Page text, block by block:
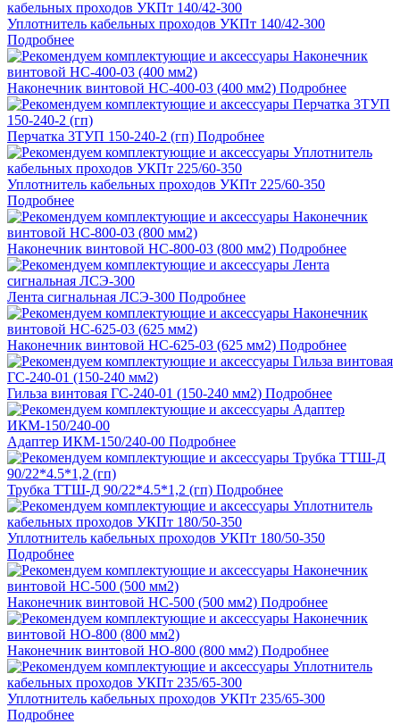
Уплотнитель кабельных проходов УКПт 140/42-300
Подробнее
Наконечник винтовой НС-400-03 (400 мм2) Подробнее
Перчатка 3ТУП 150-240-2 (гп) Подробнее
Уплотнитель кабельных проходов УКПт 225/60-350
Подробнее
Наконечник винтовой НС-800-03 (800 мм2) Подробнее
Лента сигнальная ЛСЭ-300 Подробнее
Наконечник винтовой НС-625-03 (625 мм2) Подробнее
Гильза винтовая ГС-240-01 (150-240 мм2) Подробнее
Адаптер ИКМ-150/240-00 Подробнее
Трубка ТТШ-Д 90/22*4.5*1,2 (гп) Подробнее
Уплотнитель кабельных проходов УКПт 180/50-350
Подробнее
Наконечник винтовой НС-500 (500 мм2) Подробнее
Наконечник винтовой НО-800 (800 мм2) Подробнее
Уплотнитель кабельных проходов УКПт 235/65-300
Подробнее